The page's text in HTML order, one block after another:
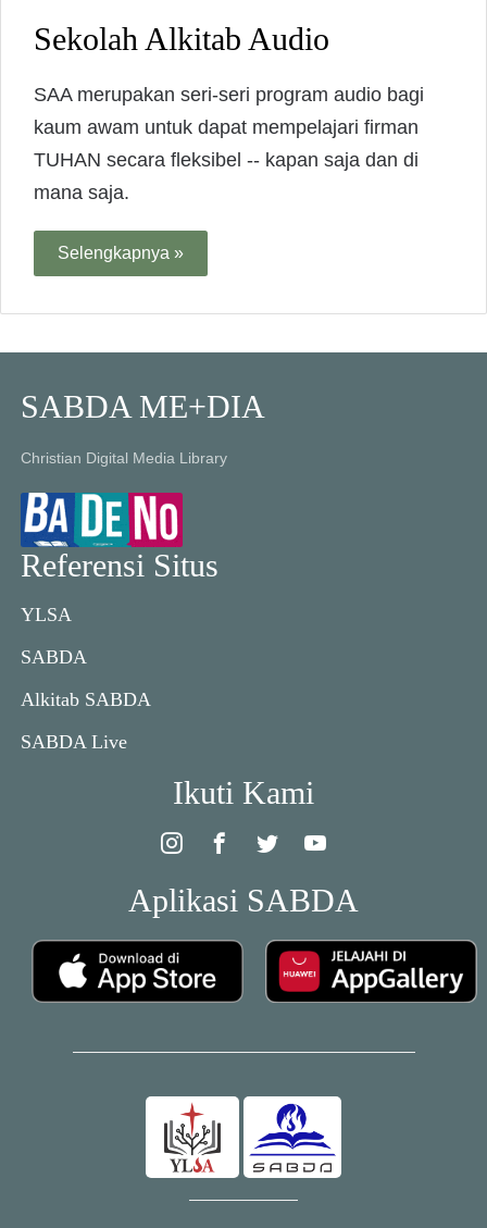
Sekolah Alkitab Audio
SAA merupakan seri-seri program audio bagi
kaum awam untuk dapat mempelajari firman
TUHAN secara fleksibel -- kapan saja dan di
mana saja.
Selengkapnya »
SABDA ME+DIA
Christian Digital Media Library
Referensi Situs
YLSA
SABDA
Alkitab SABDA
SABDA Live
Ikuti Kami
Aplikasi SABDA